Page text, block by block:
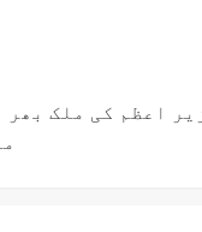
اعظم کی ملک